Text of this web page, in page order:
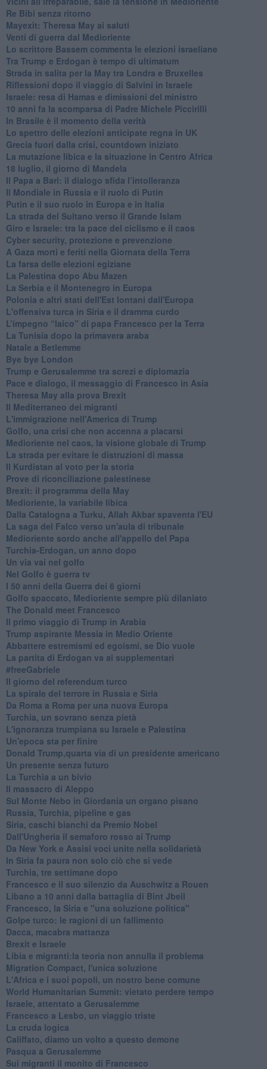
Re Bibi senza ritorno
Mayexit: Theresa May ai saluti
Venti di guerra dal Medioriente
Lo scrittore Bassem commenta le elezioni israeliane
Tra Trump e Erdogan è tempo di ultimatum
Strada in salita per la May tra Londra e Bruxelles
Riflessioni dopo il viaggio di Salvini in Israele
Israele: resa di Hamas e dimissioni del ministro
10 anni fa la scomparsa di Padre Michele Piccirilli
In Brasile è il momento della verità
Lo spettro delle elezioni anticipate regna in UK
Grecia fuori dalla crisi, countdown iniziato
La mutazione libica e la situazione in Centro Africa
18 luglio, il giorno di Mandela
Il Papa a Bari: il dialogo sfida l’intolleranza
Il Mondiale in Russia e il ruolo di Putin
Putin e il suo ruolo in Europa e in Italia
La strada del Sultano verso il Grande Islam
Giro e Israele: tra la pace del ciclismo e il caos
Cyber security, protezione e prevenzione
A Gaza morti e feriti nella Giornata della Terra
La farsa delle elezioni egiziane
La Palestina dopo Abu Mazen
La Serbia e il Montenegro in Europa
Polonia e altri stati dell'Est lontani dall'Europa
L'offensiva turca in Siria e il dramma curdo
L’impegno “laico” di papa Francesco per la Terra
La Tunisia dopo la primavera araba
Natale a Betlemme
Bye bye London
Trump e Gerusalemme tra screzi e diplomazia
Pace e dialogo, il messaggio di Francesco in Asia
Theresa May alla prova Brexit
Il Mediterraneo dei migranti
L'immigrazione nell'America di Trump
Golfo, una crisi che non accenna a placarsi
Medioriente nel caos, la visione globale di Trump
La strada per evitare le distruzioni di massa
Il Kurdistan al voto per la storia
Prove di riconciliazione palestinese
Brexit: il programma della May
Medioriente, la variabile libica
Dalla Catalogna a Turku, Allah Akbar spaventa l'EU
La saga del Falco verso un'aula di tribunale
Medioriente sordo anche all'appello del Papa
Turchia-Erdogan, un anno dopo
Un via vai nel golfo
Nel Golfo è guerra tv
I 50 anni della Guerra dei 6 giorni
Golfo spaccato, Medioriente sempre più dilaniato
The Donald meet Francesco
Il primo viaggio di Trump in Arabia
Trump aspirante Messia in Medio Oriente
Abbattere estremismi ed egoismi, se Dio vuole
La partita di Erdogan va ai supplementari
#freeGabriele
Il giorno del referendum turco
La spirale del terrore in Russia e Siria
Da Roma a Roma per una nuova Europa
Turchia, un sovrano senza pietà
L'ignoranza trumpiana su Israele e Palestina
Un'epoca sta per finire
Donald Trump,quarta via di un presidente americano
Un presente senza futuro
La Turchia a un bivio
Il massacro di Aleppo
Sul Monte Nebo in Giordania un organo pisano
Russia, Turchia, pipeline e gas
Siria, caschi bianchi da Premio Nobel
Dall'Ungheria il semaforo rosso ai Trump
Da New York e Assisi voci unite nella solidarietà
In Siria fa paura non solo ciò che si vede
Turchia, tre settimane dopo
Francesco e il suo silenzio da Auschwitz a Rouen
Libano a 10 anni dalla battaglia di Bint Jbeil
Francesco, la Siria e "una soluzione politica"
Golpe turco: le ragioni di un fallimento
Dacca, macabra mattanza
Brexit e Israele
Libia e migranti:la teoria non annulla il problema
Migration Compact, l'unica soluzione
L'Africa e i suoi popoli, un nostro bene comune
World Humanitarian Summit: vietato perdere tempo
Israele, attentato a Gerusalemme
Francesco a Lesbo, un viaggio triste
La cruda logica
Califfato, diamo un volto a questo demone
Pasqua a Gerusalemme
Sui migranti il monito di Francesco